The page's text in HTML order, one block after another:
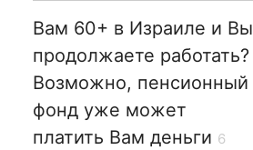
Вам 60+ в Израиле и Вы
продолжаете работать?
Возможно, пенсионный
фонд уже может
платить Вам деньги 6